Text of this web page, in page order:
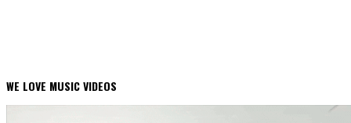
WE LOVE MUSIC VIDEOS